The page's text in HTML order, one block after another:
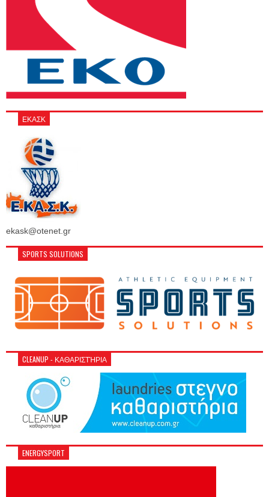
ΕΚΑΣΚ
ekask@otenet.gr
SPORTS SOLUTIONS
CLEANUP - ΚΑΘΑΡΙΣΤΉΡΙΑ
ENERGYSPORT